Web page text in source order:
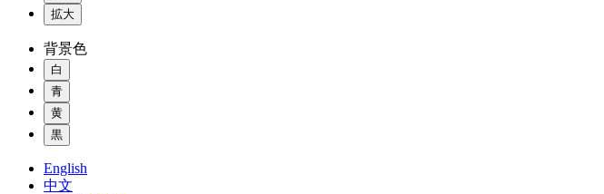
拡大
背景色
白
青
黄
黒
English
中文